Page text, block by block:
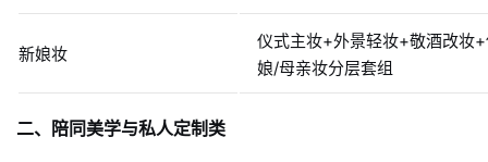
新娘妆
仪式主妆+外景轻妆+敬酒改妆
娘/母亲妆分层套组
二、陪同美学与私人定制类